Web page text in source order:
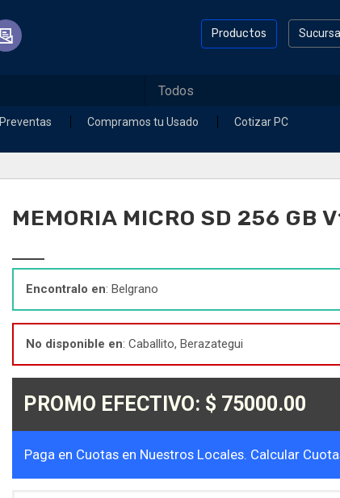
Productos
Preventas Compramos tu Usado Cotizar PC
MEMORIA MICRO SD 256 GB
Encontralo en: Belgrano
No disponible en: Caballito, Berazategui
PROMO EFECTIVO: $ 75000.00
Paga en Cuotas en Nuestros Locales. Calcular